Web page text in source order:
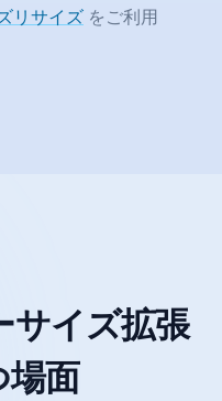
リサイズ をご利用
イズ拡張
場面